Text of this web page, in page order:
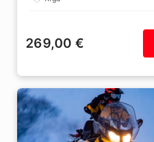
269,00 €